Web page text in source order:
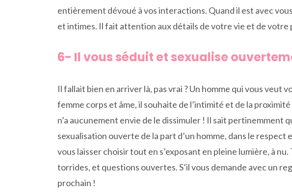
entièrement dévoué à vos interactions. Quand il est avec
et intimes. Il fait attention aux détails de votre vie et de
6- Il vous séduit et sexualise
Il fallait bien en arriver là, pas vrai ? Un homme qui vous veut
femme corps et âme, il souhaite de l’intimité et de la
n’a aucunement envie de le dissimuler ! Il sait pertinemment
sexualisation ouverte de la part d’un homme, dans le
vous laisser choisir tout en s’exposant en pleine lumière, à
torrides, et questions ouvertes. S’il vous demande avec un
prochain !